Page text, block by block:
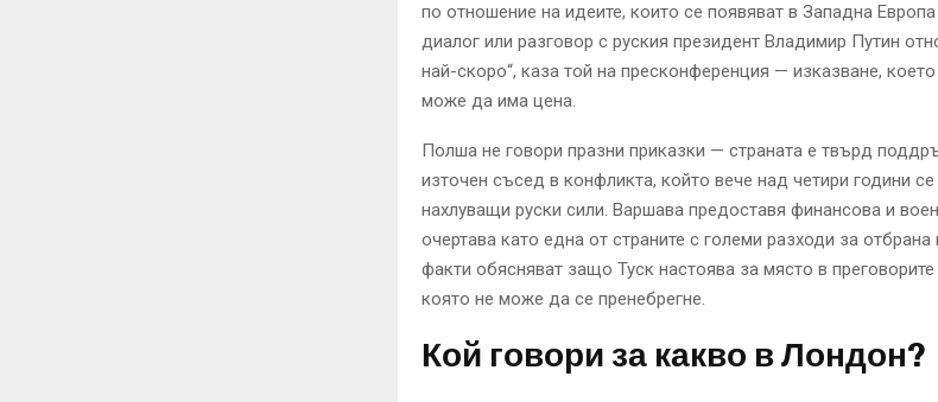
по отношение на идеите, които се появяват в Западна
диалог или разговор с руския президент Владимир Путин
най-скоро“, каза той на пресконференция — изказване,
може да има цена.
Полша не говори празни приказки — страната е твърд
източен съсед в конфликта, който вече над четири години
нахлуващи руски сили. Варшава предоставя финансова и
очертава като една от страните с големи разходи за
факти обясняват защо Туск настоява за място в
която не може да се пренебрегне.
Кой говори за какво в Лондон?